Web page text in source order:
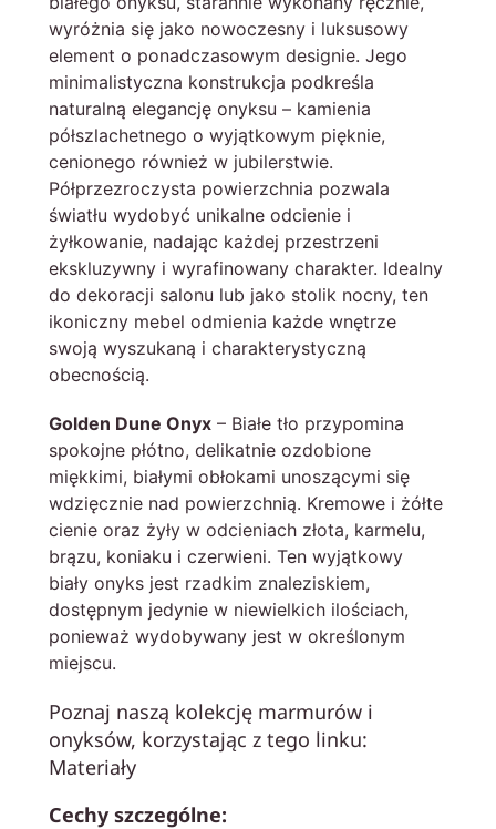
wyróżnia się jako nowoczesny i luksusowy
element o ponadczasowym designie. Jego
minimalistyczna konstrukcja podkreśla
naturalną elegancję onyksu – kamienia
półszlachetnego o wyjątkowym pięknie,
cenionego również w jubilerstwie.
Półprzezroczysta powierzchnia pozwala
światłu wydobyć unikalne odcienie i
żyłkowanie, nadając każdej przestrzeni
ekskluzywny i wyrafinowany charakter. Idealny
do dekoracji salonu lub jako stolik nocny, ten
ikoniczny mebel odmienia każde wnętrze
swoją wyszukaną i charakterystyczną
obecnością.
Golden Dune Onyx – Białe tło przypomina
spokojne płótno, delikatnie ozdobione
miękkimi, białymi obłokami unoszącymi się
wdzięcznie nad powierzchnią. Kremowe i żółte
cienie oraz żyły w odcieniach złota, karmelu,
brązu, koniaku i czerwieni. Ten wyjątkowy
biały onyks jest rzadkim znaleziskiem,
dostępnym jedynie w niewielkich ilościach,
ponieważ wydobywany jest w określonym
miejscu.
Poznaj naszą kolekcję marmurów i
onyksów, korzystając z tego linku:
Materiały
Cechy szczególne: